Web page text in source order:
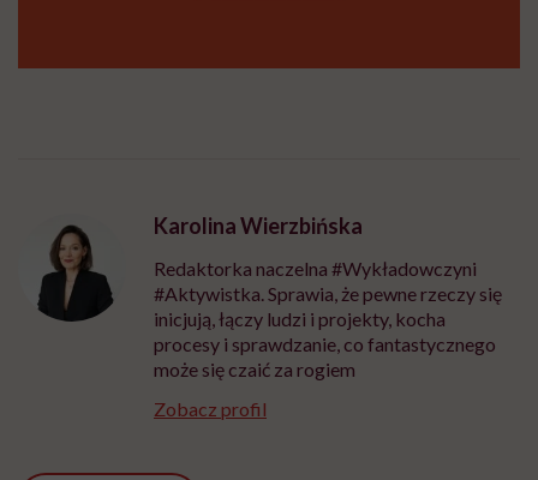
Karolina Wierzbińska
Redaktorka naczelna #Wykładowczyni
#Aktywistka. Sprawia, że pewne rzeczy się
inicjują, łączy ludzi i projekty, kocha
procesy i sprawdzanie, co fantastycznego
może się czaić za rogiem
Zobacz profil